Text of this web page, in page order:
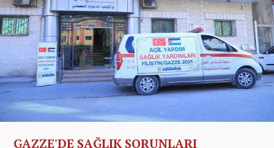
GAZZE'DE SAĞLIK SORUNLARI